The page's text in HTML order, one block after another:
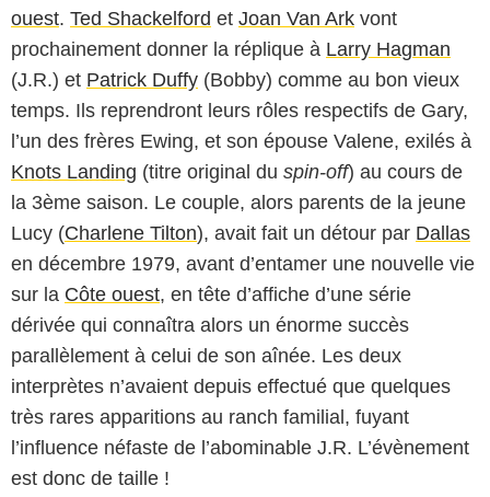
ouest. Ted Shackelford et Joan Van Ark vont
prochainement donner la réplique à Larry Hagman
(J.R.) et Patrick Duffy (Bobby) comme au bon vieux
temps. Ils reprendront leurs rôles respectifs de Gary,
l’un des frères Ewing, et son épouse Valene, exilés à
Knots Landing (titre original du spin-off) au cours de
la 3ème saison. Le couple, alors parents de la jeune
Lucy (Charlene Tilton), avait fait un détour par Dallas
en décembre 1979, avant d’entamer une nouvelle vie
sur la Côte ouest, en tête d’affiche d’une série
dérivée qui connaîtra alors un énorme succès
parallèlement à celui de son aînée. Les deux
interprètes n’avaient depuis effectué que quelques
très rares apparitions au ranch familial, fuyant
l’influence néfaste de l’abominable J.R. L’évènement
est donc de taille !